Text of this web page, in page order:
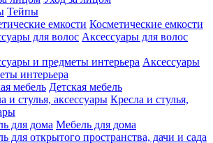
Тейпы
Косметические емкости
Аксессуары для волос
Аксессуары
интерьера
Детская мебель
Кресла и стулья,
Мебель для дома